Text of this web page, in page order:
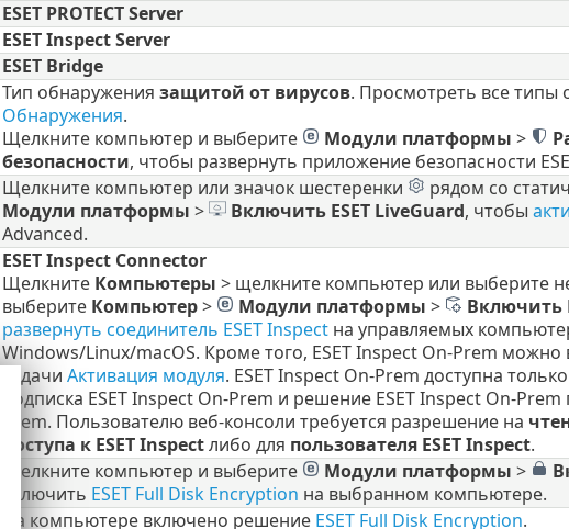
ESET PROTECT Server
ESET Inspect Server
ESET Bridge
Тип обнаружения защитой от вирусов. Просмотреть все типы
Обнаружения.
Щелкните компьютер и выберите
Модули платформы >
безопасности, чтобы развернуть приложение безопасности
Щелкните компьютер или значок шестеренки
рядом со
Модули платформы > Включить ESET LiveGuard, чтобы
Advanced.
ESET Inspect Connector
Щелкните Компьютеры > щелкните компьютер или выберите
выберите Компьютер> Модули платформы > Включить
развернуть соединитель ESET Inspectна управляемых
Windows/Linux/macOS. Кроме того, ESET Inspect On-Prem
задачи Активация модуля. ESET Inspect On-Prem доступна
подписка ESET Inspect On-Prem и решение ESET Inspect On-Prem
Prem. Пользователю веб-консоли требуется разрешение на
доступа к ESET Inspectлибо для пользователя ESET Inspect.
Щелкните компьютер и выберите
Модули платформы >
включить ESET Full Disk Encryption на выбранном компьютере.
На компьютере включено решение ESET Full Disk Encryption.